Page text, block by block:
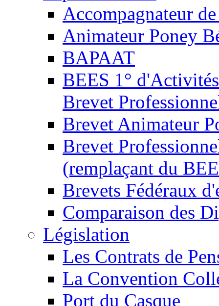
Accompagnateur
Animateur Poney
BAPAAT
BEES 1°
Brevet
Brevet Animateur
Brevet
(remplaçant du
Brevets Fédéraux
Comparaison des
Législation
Les Contrats de
La Convention
Port du Casque